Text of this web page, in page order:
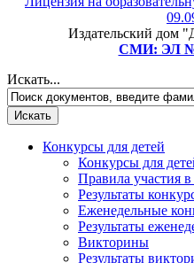
Лицензия на
Издательский дом
СМИ: ЭЛ №
Искать...
Конкурсы для детей
Конкурсы для
Правила участия
Результаты
Еженедельные
Результаты
Викторины
Рады
Подпишитесь на
детском конкурсе на